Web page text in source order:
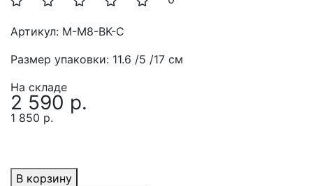
Артикул: M-M8-BK-C
Размер упаковки: 11.6 /5 /17 см
На складе
2 590 р.
1 850 р.
В корзину